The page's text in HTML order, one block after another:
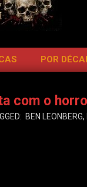
POR
com o
BEN LEONBERG,